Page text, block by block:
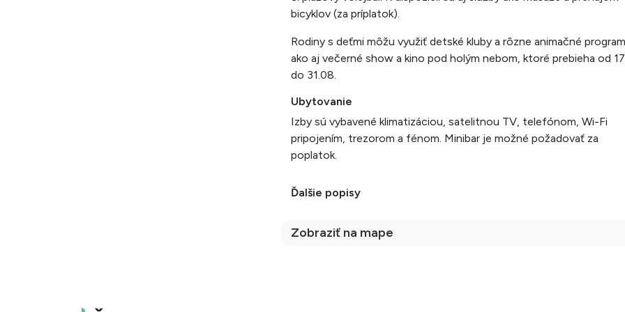
bicyklov (za príplatok).
Rodiny s deťmi môžu využiť detské kluby a rôzne animačné
ako aj večerné show a kino pod holým nebom, ktoré prebieha od
do 31.08.
Ubytovanie
Izby sú vybavené klimatizáciou, satelitnou TV, telefónom, Wi-Fi
pripojením, trezorom a fénom. Minibar je možné požadovať za
poplatok.
Ďalšie popisy
Zobraziť na mape